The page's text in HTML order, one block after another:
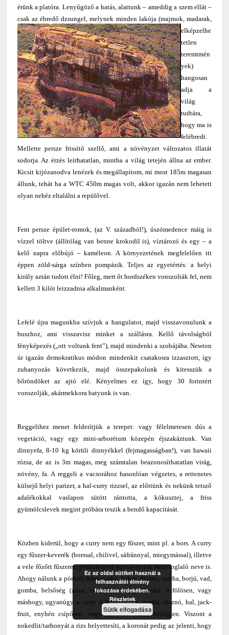
érünk a platóra. Lenyűgöző a hatás, alattunk – ameddig a szem ellát –
csak az ébredő dzsungel, melynek minden lakója(majmok, madarak,
elképzelhe
tetlen
teremtmén
yek)
hangosan
adja a
világ
tudtára,
hogy ma is
felébredt.
Mellette persze frissítő szellő, ami a növényzet változatos illatát
sodorja. Az érzés leírhatatlan, mintha a világ tetején állna az ember.
Kicsit kijózanodva lenézek és megállapítom, mi most 185m magasan
állunk, tehát ha a WTC 450m magas volt, akkor igazán nem lehetett
olyan nehéz eltalálni a repülővel.
Fent persze épület-romok, (az V. századból!), úszómedence máig is
vízzel töltve (állítólag van benne krokodil is), víztározó és egy – a
kelő napra előbújó – kaméleon. A környezetének megfelelően itt
éppen zöld-sárga színben pompázik. Teljes az egyetértés: a helyi
király aztán tudott élni! Főleg, mert őt hordszéken vonszolták fel, nem
kellett 3 kilót leizzadnia alkalmanként.
Lefelé újra magunkba szívjuk a hangulatot, majd visszavonulunk a
buszhoz, ami visszavisz minket a szállásra. Kellő távolságból
fényképezés („ott voltunk fent”), majd mindenki a szobájába. Newton
úr igazán demokratikus módon mindenkit csatakosra izzasztott, így
zuhanyozás következik, majd összepakolunk és kitesszük a
bőröndöket az ajtó elé. Kényelmes ez így, hogy 30 forintért
vonszolják, akármekkora batyunk is van.
Reggelihez menet felderítjük a terepet: vagy félelmetesen dús a
vegetáció, vagy egy mini-arborétum közepén éjszakáztunk. Van
dinnyefa, 8-10 kg körüli dinnyékkel (fejmagasságban!), van hawaii
rózsa, de az is 3m magas, meg számtalan beazonosíthatatlan virág,
növény, fa. A reggeli a vacsorához hasonlóan végzetes, a rettenetes
külsejű helyi parizer, a hal-curry rizzsel, az előttünk és nekünk tetsző
adalékokkal vaslapon sütött rántotta, a kókusztej, a friss
gyümölcslevek megint próbára teszik a bendő kapacitását.
Közben kiderül, hogy a curry nem egy fűszer, mint pl. a bors. A curry
egy fűszer-keverék (borssal, chilivel, sáfránnyal, miegymással), illetve
a vele főzőtt fűszeres, pörköltszerű egytál-ételek összefoglaló neve is.
Ahogy nálunk a pörkölt lehet csirke, kakas, disznó, marha, borjú, vad,
gomba, belsőség (zúza, vese-velő, here), mindez tejfölösen, vagy
máshogy, ugyanúgy a curry is lehet csirke, marha, disznó, hal, jack-
fruit, enyhén csípősen, vagy „deviled”, azaz ördögien. Viszont a
nokedlit/tarhonyát a rizs helyettesíti, a koronát pedig az jelenti, hogy
Ez az oldal sütiket használ a
felhasználói élmény
fokozása érdekében.
Részletek
Sütik elfogadása